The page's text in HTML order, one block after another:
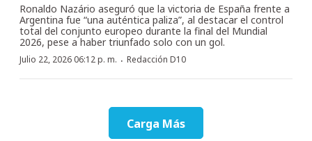
Ronaldo Nazário aseguró que la victoria de España frente a
Argentina fue “una auténtica paliza”, al destacar el control
total del conjunto europeo durante la final del Mundial
2026, pese a haber triunfado solo con un gol.
Julio 22, 2026 06:12 p. m. · Redacción D10
Carga Más